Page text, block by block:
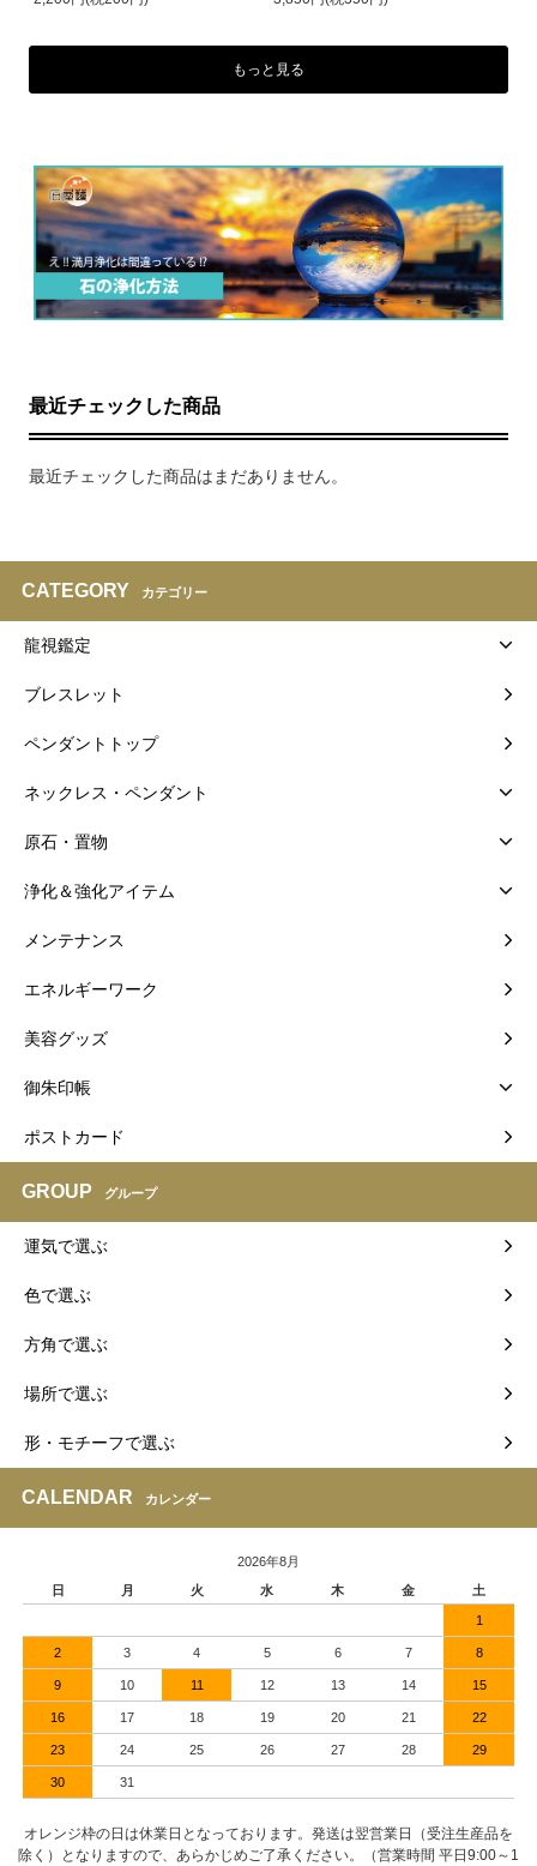
もっと見る
最近チェックした商品
最近チェックした商品はまだありません。
CATEGORY カテゴリー
龍視鑑定
ブレスレット
ペンダントトップ
ネックレス・ペンダント
原石・置物
浄化＆強化アイテム
メンテナンス
エネルギーワーク
美容グッズ
御朱印帳
ポストカード
GROUP グループ
運気で選ぶ
色で選ぶ
方角で選ぶ
場所で選ぶ
形・モチーフで選ぶ
CALENDAR カレンダー
2026年8月
日
月 火 水 木 金 土
1
2 3 4 5 6 7 8
9 10 11 12 13 14 15
16 17 18 19 20 21 22
23 24 25 26 27 28 29
30 31
オレンジ枠の日は休業日となっております。発送は翌営業日（受注生産品を
除く）となりますので、あらかじめご了承ください。（営業時間 平日9:00～1